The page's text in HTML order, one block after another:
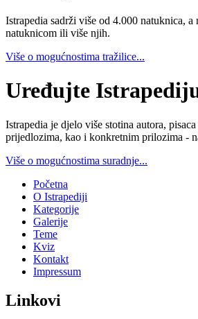
Istrapedia sadrži više od 4.000 natuknica,
natuknicom ili više njih.
Više o mogućnostima tražilice...
Uređujte
Istrapedia je djelo više stotina autora,
prijedlozima, kao i konkretnim prilozima -
Više o mogućnostima suradnje...
Početna
O Istrapediji
Kategorije
Galerije
Teme
Kviz
Kontakt
Impressum
Linkovi